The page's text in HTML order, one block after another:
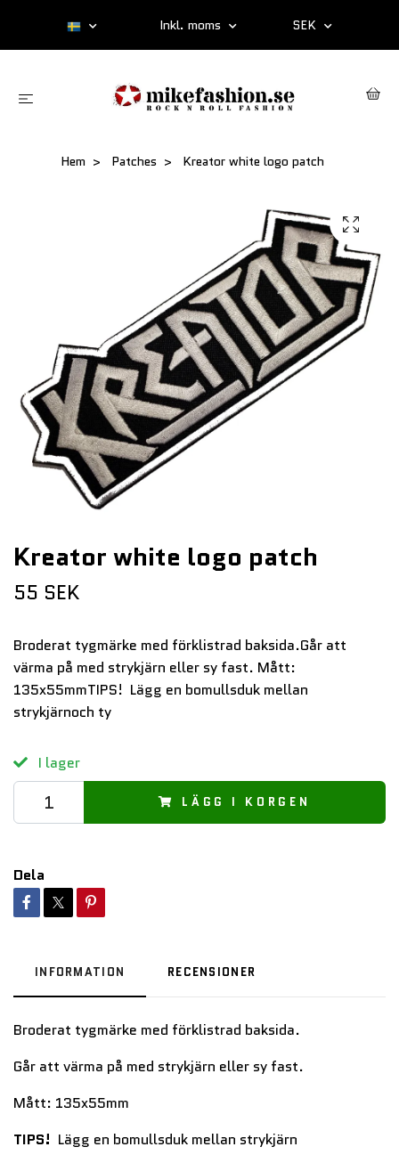
Inkl. moms SEK
Hem Patches Kreator white logo patch
Kreator white logo patch
55 SEK
Broderat tygmärke med förklistrad baksida.Går att
värma på med strykjärn eller sy fast. Mått:
135x55mmTIPS! Lägg en bomullsduk mellan
strykjärnoch ty
I lager
LÄGG I KORGEN
Dela
INFORMATION RECENSIONER
Broderat tygmärke med förklistrad baksida.
Går att värma på med strykjärn eller sy fast.
Mått: 135x55mm
TIPS! Lägg en bomullsduk mellan strykjärn